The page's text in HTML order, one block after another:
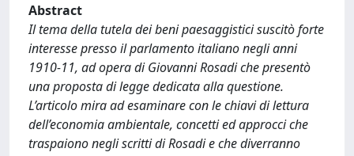
Abstract
Il tema della tutela dei beni paesaggistici suscitò forte
interesse presso il parlamento italiano negli anni
1910-11, ad opera di Giovanni Rosadi che presentò
una proposta di legge dedicata alla questione.
L’articolo mira ad esaminare con le chiavi di lettura
dell’economia ambientale, concetti ed approcci che
traspaiono negli scritti di Rosadi e che diverranno